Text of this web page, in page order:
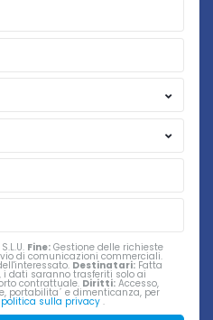
Fine: Gestione delle richieste
di comunicazioni commerciali.
Destinatari: Fatta
dati saranno trasferiti solo ai
contrattuale. Diritti: Accesso,
portabilita´ e dimenticanza, per
politica sulla privacy .